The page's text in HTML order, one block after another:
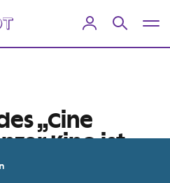
„Cine
Kino ist